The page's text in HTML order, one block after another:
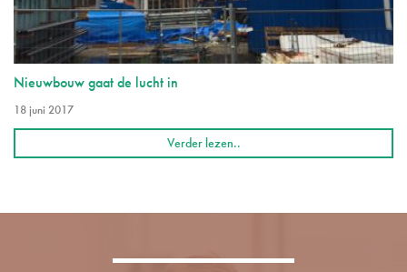
Nieuwbouw gaat de lucht in
18 juni 2017
Verder lezen..